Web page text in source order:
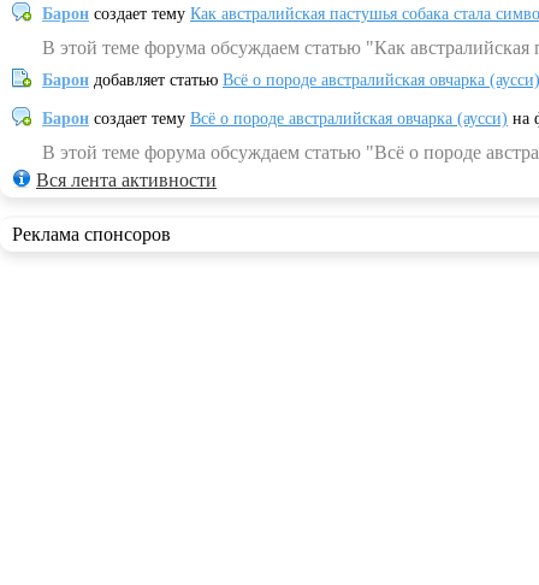
Барон создает тему Как австралийская пастушья собака стала
В этой теме форума обсуждаем статью "Как
Барон добавляет статью Всё о породе австралийская овчарка (аусси)
Барон создает тему Всё о породе австралийская овчарка (аусси) на
В этой теме форума обсуждаем статью "Всё о породе
Вся лента активности
Реклама спонсоров